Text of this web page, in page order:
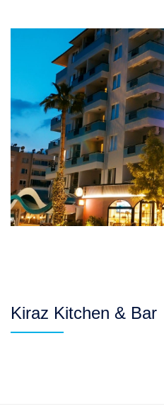
Kiraz Kitchen & Bar